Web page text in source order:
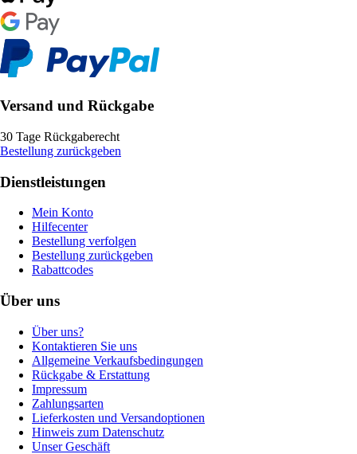
Versand und Rückgabe
30 Tage Rückgaberecht
Bestellung zurückgeben
Dienstleistungen
Mein Konto
Hilfecenter
Bestellung verfolgen
Bestellung zurückgeben
Rabattcodes
Über uns
Über uns?
Kontaktieren Sie uns
Allgemeine Verkaufsbedingungen
Rückgabe & Erstattung
Impressum
Zahlungsarten
Lieferkosten und Versandoptionen
Hinweis zum Datenschutz
Unser Geschäft